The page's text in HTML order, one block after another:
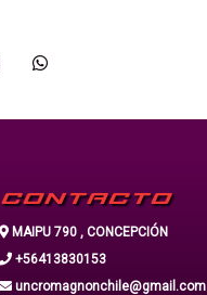
CONTACTO
MAIPU 790 , CONCEPCIÓN
+56413830153
uncromagnonchile@gmail.com